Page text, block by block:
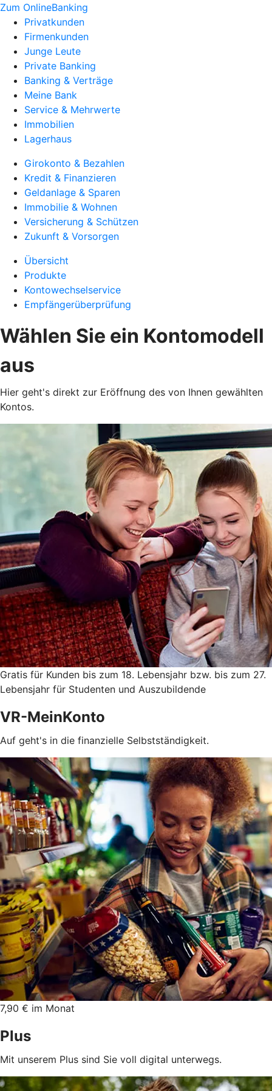
Zum OnlineBanking
Privatkunden
Firmenkunden
Junge Leute
Private Banking
Banking & Verträge
Meine Bank
Service & Mehrwerte
Immobilien
Lagerhaus
Girokonto & Bezahlen
Kredit & Finanzieren
Geldanlage & Sparen
Immobilie & Wohnen
Versicherung & Schützen
Zukunft & Vorsorgen
Übersicht
Produkte
Kontowechselservice
Empfängerüberprüfung
Wählen Sie ein Kontomodell
aus
Hier geht's direkt zur Eröffnung des von Ihnen gewählten
Kontos.
Gratis für Kunden bis zum 18. Lebensjahr bzw. bis zum 27.
Lebensjahr für Studenten und Auszubildende
VR-MeinKonto
Auf geht's in die finanzielle Selbstständigkeit.
7,90 € im Monat
Plus
Mit unserem Plus sind Sie voll digital unterwegs.